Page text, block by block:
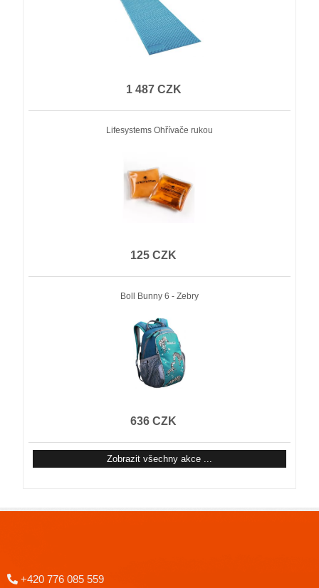
1 487 CZK
Lifesystems Ohřívače rukou
125 CZK
Boll Bunny 6 - Zebry
636 CZK
Zobrazit všechny akce ...
+420 776 085 559